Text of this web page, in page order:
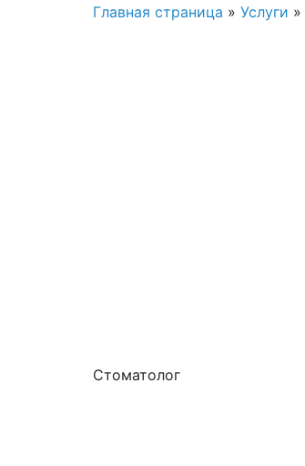
Главная страница » Услуги »
Стоматолог